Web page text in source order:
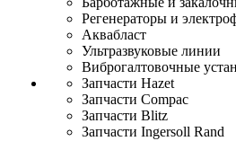
Регенераторы и
Аквабласт
Ультразвуковые линии
Виброгалтовочные
Запчасти Hazet
Запчасти Compac
Запчасти Blitz
Запчасти Ingersoll Rand